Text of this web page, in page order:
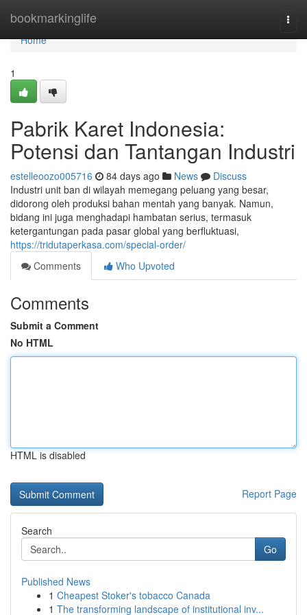
bookmarkinglife
Home
Home
1
Pabrik Karet Indonesia:
Potensi dan Tantangan Industri
estelleoozo005716 84 days ago News
Discuss
Industri unit ban di wilayah memegang peluang yang besar,
didorong oleh produksi bahan mentah yang banyak. Namun,
bidang ini juga menghadapi hambatan serius, termasuk
ketergantungan pada pasar global yang berfluktuasi,
https://tridutaperkasa.com/special-order/
Comments
Who Upvoted
Comments
Submit a Comment
No HTML
HTML is disabled
Report Page
Search
Go
Published News
1 Cheapest Stoker's tobacco Canada
1 The transforming landscape of institutional inv...